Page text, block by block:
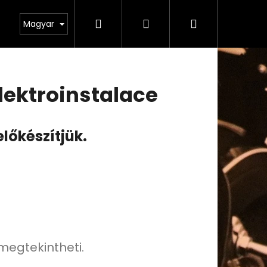
ochrany osobních údajů
Magyar KeresésBejelentkezés
Kosár